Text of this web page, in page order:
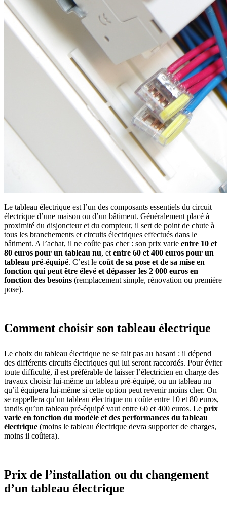
Le tableau électrique est l’un des composants essentiels du circuit
électrique d’une maison ou d’un bâtiment. Généralement placé à
proximité du disjoncteur et du compteur, il sert de point de chute à
tous les branchements et circuits électriques effectués dans le
bâtiment. A l’achat, il ne coûte pas cher : son prix varie entre 10 et
80 euros pour un tableau nu, et entre 60 et 400 euros pour un
tableau pré-équipé. C’est le coût de sa pose et de sa mise en
fonction qui peut être élevé et dépasser les 2 000 euros en
fonction des besoins (remplacement simple, rénovation ou première
pose).
Comment choisir son tableau électrique
Le choix du tableau électrique ne se fait pas au hasard : il dépend
des différents circuits électriques qui lui seront raccordés. Pour éviter
toute difficulté, il est préférable de laisser l’électricien en charge des
travaux choisir lui-même un tableau pré-équipé, ou un tableau nu
qu’il équipera lui-même si cette option peut revenir moins cher. On
se rappellera qu’un tableau électrique nu coûte entre 10 et 80 euros,
tandis qu’un tableau pré-équipé vaut entre 60 et 400 euros. Le prix
varie en fonction du modèle et des performances du tableau
électrique (moins le tableau électrique devra supporter de charges,
moins il coûtera).
Prix de l’installation ou du changement
d’un tableau électrique